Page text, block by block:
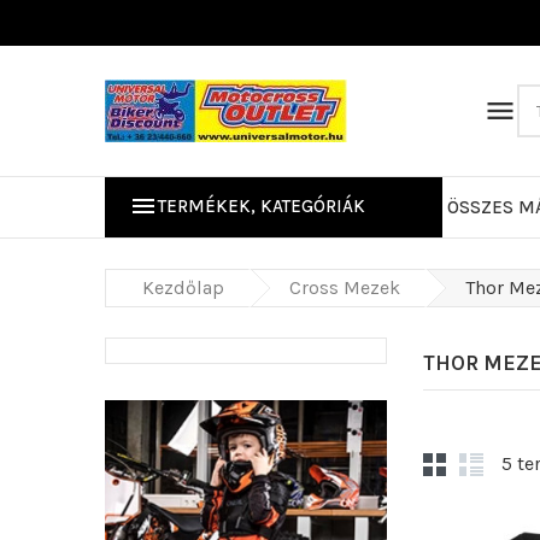

TERMÉKEK, KATEGÓRIÁK ÖSSZES
Kezdőlap Cross Mezek Thor
THOR
5